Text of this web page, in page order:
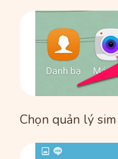
Chọn quản lý sim